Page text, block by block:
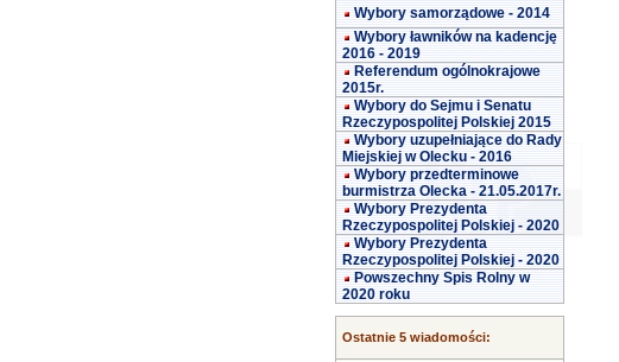
Wybory samorządowe - 2014
Wybory ławników na kadencję
2016 - 2019
Referendum ogólnokrajowe
2015r.
Wybory do Sejmu i Senatu
Rzeczypospolitej Polskiej 2015
Wybory uzupełniające do Rady
Miejskiej w Olecku - 2016
Wybory przedterminowe
burmistrza Olecka - 21.05.2017r.
Wybory Prezydenta
Rzeczypospolitej Polskiej - 2020
Wybory Prezydenta
Rzeczypospolitej Polskiej - 2020
Powszechny Spis Rolny w
2020 roku
Ostatnie 5 wiadomości: